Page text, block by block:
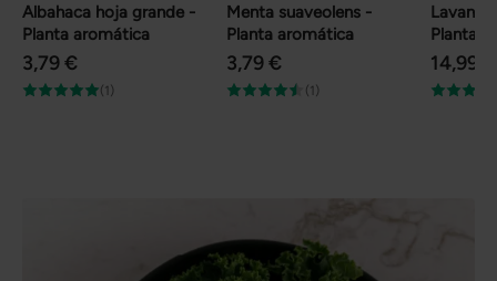
Albahaca hoja grande -
Planta aromática
3,79 €
(1)
Menta suaveolens -
Planta aromática
3,79 €
(1)
Planta
14,99 €